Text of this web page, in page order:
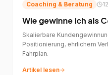
Coaching & Beratung
Wie gewinne ich als
Skalierbare
Positionierung, ehrlichem
Fahrplan.
Artikel lesen